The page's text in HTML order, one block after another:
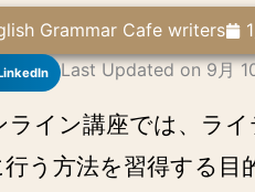
Grammar Cafe writers
Last Updated on 9月
ライン講座では、ラ
う方法を習得する目